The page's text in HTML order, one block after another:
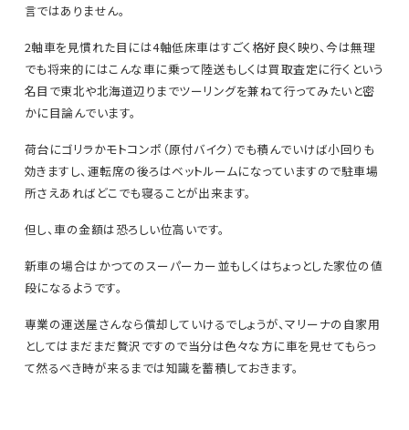
言ではありません。
2軸車を見慣れた目には4軸低床車はすごく格好良く映り、今は無理
でも将来的にはこんな車に乗って陸送もしくは買取査定に行くという
名目で東北や北海道辺りまでツーリングを兼ねて行ってみたいと密
かに目論んでいます。
荷台にゴリラかモトコンポ（原付バイク）でも積んでいけば小回りも
効きますし、運転席の後ろはベットルームになっていますので駐車場
所さえあればどこでも寝ることが出来ます。
但し、車の金額は恐ろしい位高いです。
新車の場合はかつてのスーパーカー並もしくはちょっとした家位の値
段になるようです。
専業の運送屋さんなら償却していけるでしょうが、マリーナの自家用
としてはまだまだ贅沢ですので当分は色々な方に車を見せてもらっ
て然るべき時が来るまでは知識を蓄積しておきます。